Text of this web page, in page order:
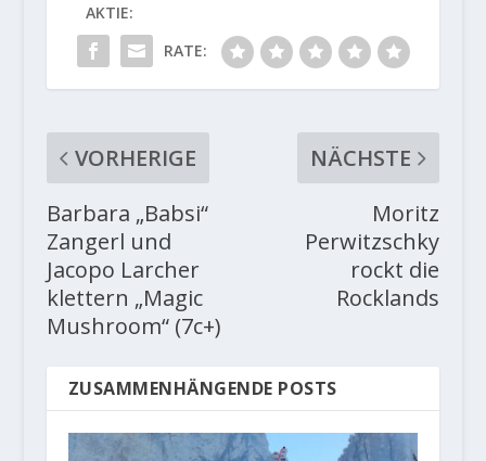
AKTIE:
RATE:
VORHERIGE
Barbara „Babsi“
Zangerl und
Jacopo Larcher
klettern „Magic
Mushroom“ (7c+)
NÄCHSTE
Moritz
Perwitzschky
rockt die
Rocklands
ZUSAMMENHÄNGENDE POSTS